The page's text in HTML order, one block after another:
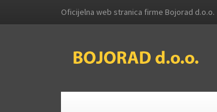
Oficijelna web stranica firme Bojorad d.o.o.